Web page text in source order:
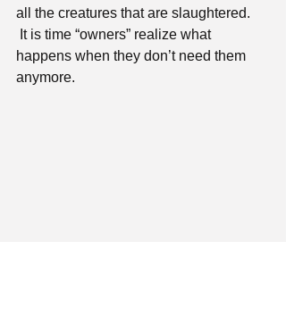
all the creatures that are slaughtered.
happens when they don’t need them
anymore.